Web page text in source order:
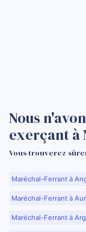
Nous
exerçant à
Vous trouverez
Maréchal-Ferrant à
Maréchal-Ferrant à
Maréchal-Ferrant à